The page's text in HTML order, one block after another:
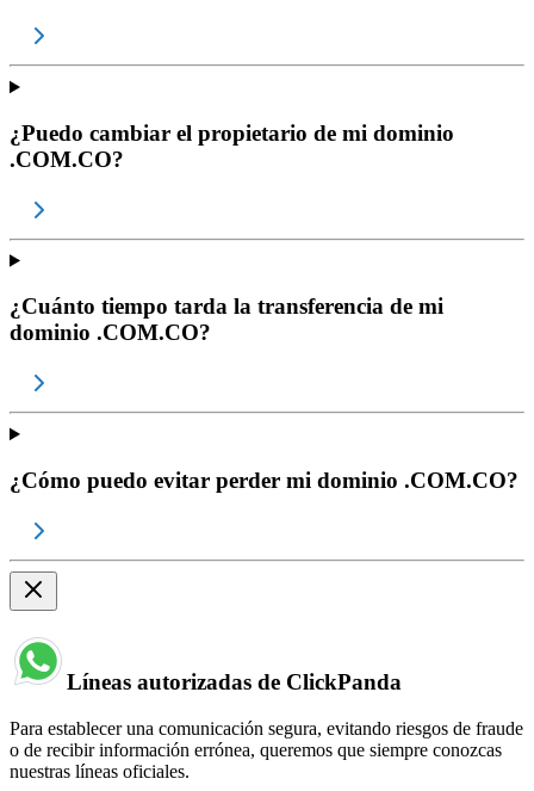
¿Puedo cambiar el propietario de mi dominio
.COM.CO?
¿Cuánto tiempo tarda la transferencia de mi
dominio .COM.CO?
¿Cómo puedo evitar perder mi dominio .COM.CO?
Líneas autorizadas de ClickPanda
Para establecer una comunicación segura, evitando riesgos de fraude
o de recibir información errónea, queremos que siempre conozcas
nuestras líneas oficiales.